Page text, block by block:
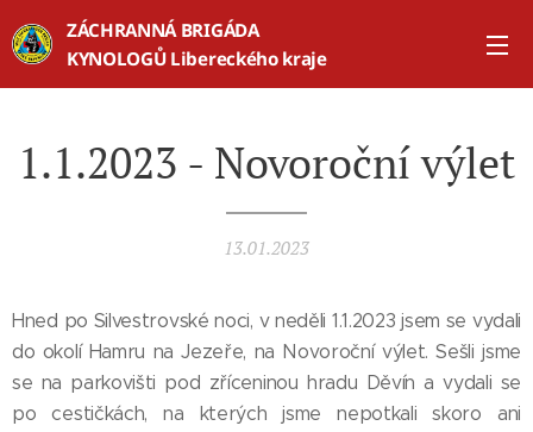
ZÁCHRANNÁ BRIGÁDA
KYNOLOGŮ Libereckého kraje
1.1.2023 - Novoroční výlet
13.01.2023
Hned po Silvestrovské noci, v neděli 1.1.2023 jsem se vydali
do okolí Hamru na Jezeře, na Novoroční výlet. Sešli jsme
se na parkovišti pod zříceninou hradu Děvín a vydali se
po cestičkách, na kterých jsme nepotkali skoro ani